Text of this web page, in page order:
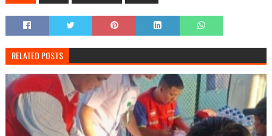
RELATED POSTS